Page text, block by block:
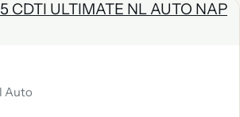
Auto